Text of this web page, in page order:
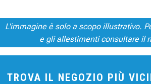
L'immagine è solo a scopo illustrativo.
e gli allestimenti consultare il
TROVA IL NEGOZIO PIÙ